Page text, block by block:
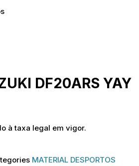
DF20ARS YAY
à taxa legal em vigor.
MATERIAL DESPORTOS